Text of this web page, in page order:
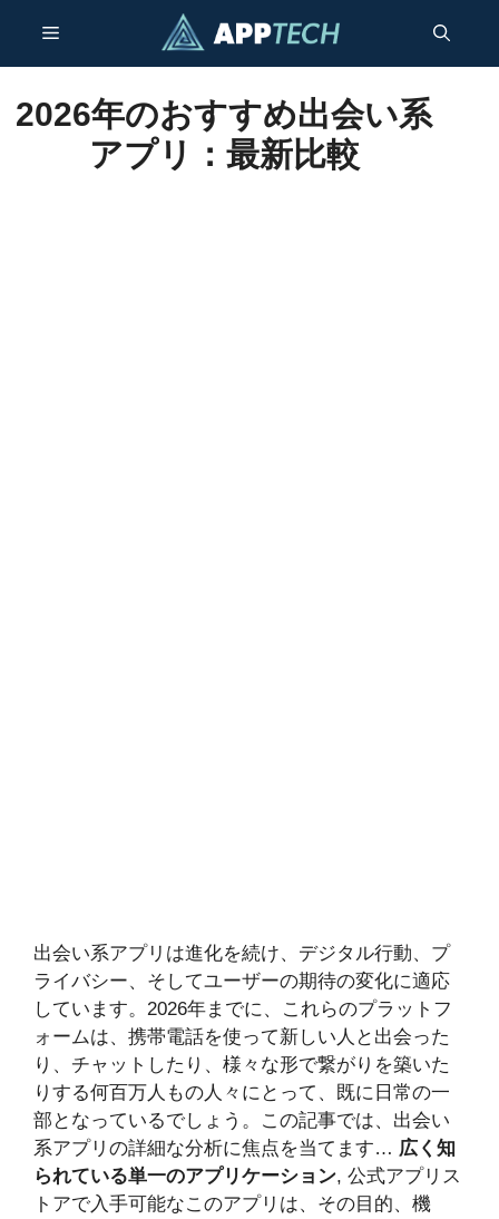
テ
ツ
メ
ニ
2026年のおすすめ出会い系
アプリ：最新比較
出会い系アプリは進化を続け、デジタル行動、プ
ライバシー、そしてユーザーの期待の変化に適応
しています。2026年までに、これらのプラットフ
ォームは、携帯電話を使って新しい人と出会った
り、チャットしたり、様々な形で繋がりを築いた
りする何百万人もの人々にとって、既に日常の一
部となっているでしょう。この記事では、出会い
系アプリの詳細な分析に焦点を当てます… 広く知
られている単一のアプリケーション, 公式アプリス
トアで入手可能なこのアプリは、その目的、機